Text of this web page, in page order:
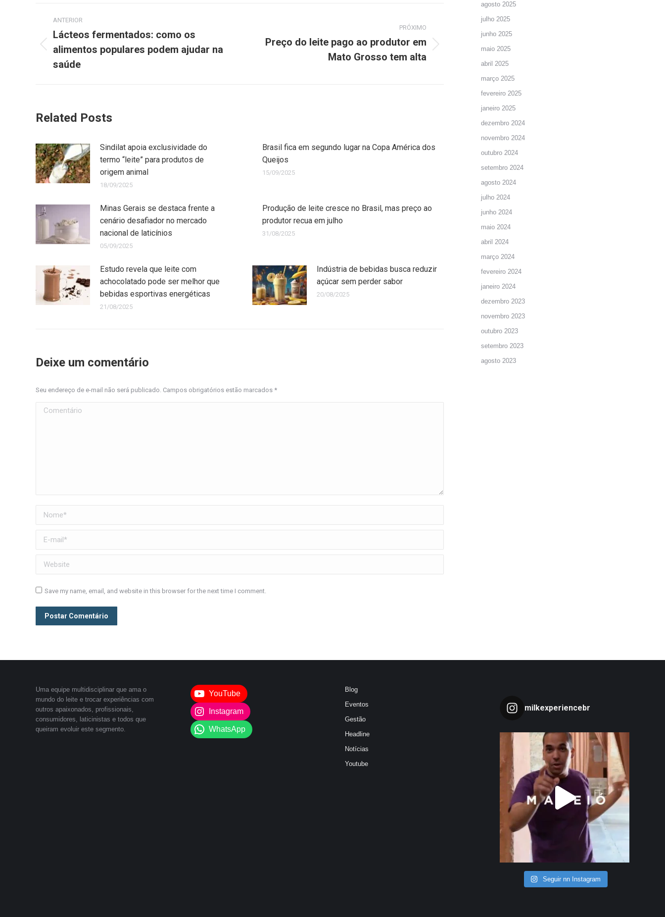
ANTERIOR
Lácteos fermentados: como os
alimentos populares podem ajudar na
saúde
PRÓXIMO
Preço do leite pago ao produtor em
Mato Grosso tem alta
Related Posts
Sindilat apoia exclusividade do
termo “leite” para produtos de
origem animal
18/09/2025
Brasil fica em segundo lugar na Copa América dos
Queijos
15/09/2025
Minas Gerais se destaca frente a
cenário desafiador no mercado
nacional de laticínios
05/09/2025
Produção de leite cresce no Brasil, mas preço ao
produtor recua em julho
31/08/2025
Estudo revela que leite com
achocolatado pode ser melhor que
bebidas esportivas energéticas
21/08/2025
Indústria de bebidas busca reduzir
açúcar sem perder sabor
20/08/2025
Deixe um comentário
Seu endereço de e-mail não será publicado. Campos obrigatórios estão marcados *
Comentário
Nome *
E-mail *
Website
Save my name, email, and website in this browser for the next time I comment.
Postar Comentário
agosto 2025
julho 2025
junho 2025
maio 2025
abril 2025
março 2025
fevereiro 2025
janeiro 2025
dezembro 2024
novembro 2024
outubro 2024
setembro 2024
agosto 2024
julho 2024
junho 2024
maio 2024
abril 2024
março 2024
fevereiro 2024
janeiro 2024
dezembro 2023
novembro 2023
outubro 2023
setembro 2023
agosto 2023
Uma equipe multidisciplinar que ama o
mundo do leite e trocar experiências com
outros apaixonados, profissionais,
consumidores, laticinistas e todos que
queiram evoluir este segmento.
YouTube
Instagram
WhatsApp
Blog
Eventos
Gestão
Headline
Notícias
Youtube
milkexperiencebr
Seguir nn Instagram